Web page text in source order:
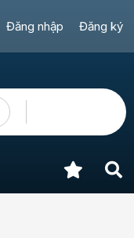
Đăng nhập Đăng ký